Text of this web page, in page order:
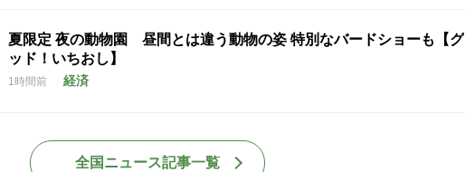
夏限定 夜の動物園 昼間とは違う動物の姿 特別なバードショーも【グ
ッド！いちおし】
1時間前 経済
全国ニュース記事一覧